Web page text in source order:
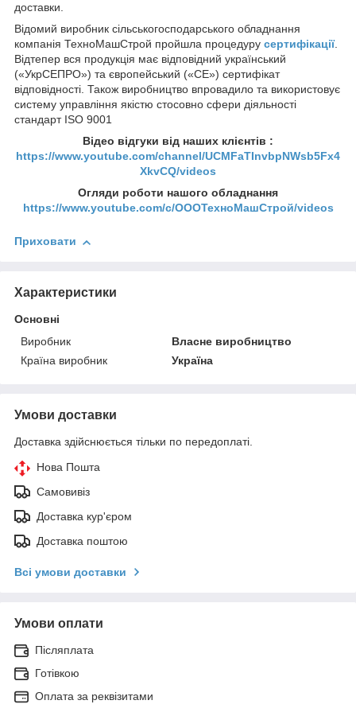
доставки.
Відомий виробник сільськогосподарського обладнання
компанія ТехноМашСтрой пройшла процедуру сертифікації.
Відтепер вся продукція має відповідний український
(«УкрСЕПРО») та європейський («СЕ») сертифікат
відповідності. Також виробництво впровадило та використовує
систему управління якістю стосовно сфери діяльності
стандарт ISO 9001
Відео відгуки від наших клієнтів :
https://www.youtube.com/channel/UCMFaTInvbpNWsb5Fx4
XkvCQ/videos
Огляди роботи нашого обладнання
https://www.youtube.com/c/ОООТехноМашСтрой/videos
Приховати
Характеристики
Основні
Виробник
Власне виробництво
Країна виробник
Україна
Умови доставки
Доставка здійснюється тільки по передоплаті.
Нова Пошта
Самовивіз
Доставка кур'єром
Доставка поштою
Всі умови доставки
Умови оплати
Післяплата
Готівкою
Оплата за реквізитами